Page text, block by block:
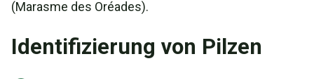
(Marasme des Oréades).
Identifizierung von Pilzen